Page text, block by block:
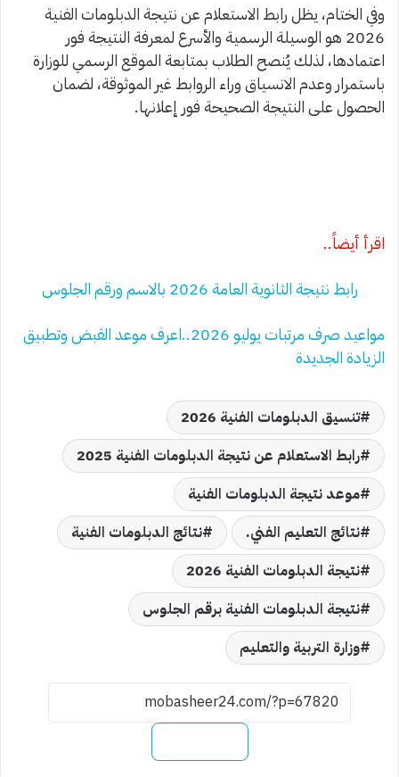
وفي الختام، يظل رابط الاستعلام عن نتيجة الدبلومات الفنية
2026 هو الوسيلة الرسمية والأسرع لمعرفة النتيجة فور
اعتمادها، لذلك يُنصح الطلاب بمتابعة الموقع الرسمي للوزارة
باستمرار وعدم الانسياق وراء الروابط غير الموثوقة، لضمان
الحصول على النتيجة الصحيحة فور إعلانها.
اقرأ أيضاً..
رابط نتيجة الثانوية العامة 2026 بالاسم ورقم الجلوس
مواعيد صرف مرتبات يوليو 2026..اعرف موعد القبض وتطبيق
الزيادة الجديدة
تنسيق الدبلومات الفنية 2026
رابط الاستعلام عن نتيجة الدبلومات الفنية 2025
موعد نتيجة الدبلومات الفنية
نتائج التعليم الفني.
نتائج الدبلومات الفنية
نتيجة الدبلومات الفنية 2026
نتيجة الدبلومات الفنية برقم الجلوس
وزارة التربية والتعليم